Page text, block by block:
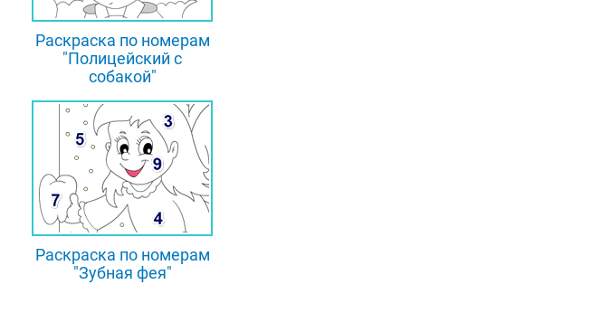
Раскраска по номерам
"Полицейский с
собакой"
Раскраска по номерам
"Зубная фея"